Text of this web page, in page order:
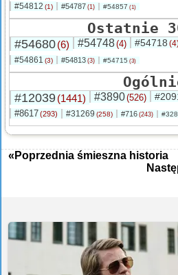
#54812 (1) #54787 (1) #54857 (1)
Ostatnie
#54680(6) #54748(4) #54718
#54861 (3) #54813 (3) #54715 (3)
#12039(1441) #3890(526)
#8617(293) #31269 (258) #716 (243)
«Poprzednia śmieszna historia